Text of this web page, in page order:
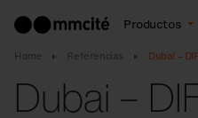
Productos
Home Referencias Dubai –
Dubai –